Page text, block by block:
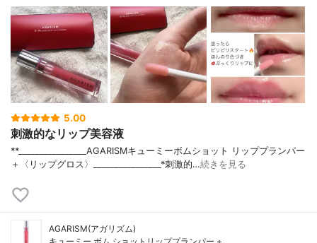
5.00
刺激的なリップ美容液
**________________⁡AGARISM⁡キューミーボムショット リッププランパー
＋〈リップグロス〉⁡________________⁡⁡⁡*刺激的…続きを見る
AGARISM(アガリズム)